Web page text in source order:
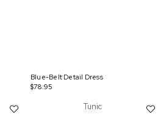
Blue-Belt Detail Dress
$78.95
Tunic